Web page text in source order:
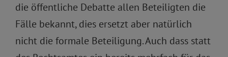
die öffentliche Debatte allen Beteiligten die
Fälle bekannt, dies ersetzt aber natürlich
nicht die formale Beteiligung. Auch dass statt